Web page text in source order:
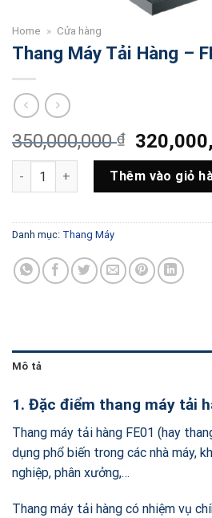
Home » Cửa hàng
Thang Máy Tải Hàng –
350,000,000₫
Giá
gốc
là:
Thang Máy Tải Hàng - FE01 số lượng
Thêm vào giỏ
Danh mục: Thang Máy
Mô tả
1. Đặc điểm thang máy tải
Thang máy tải hàng FE01 (hay
dụng phổ biến trong các nhà máy,
nghiệp, phân xưởng,…
Thang máy tải hàng có nhiệm vụ